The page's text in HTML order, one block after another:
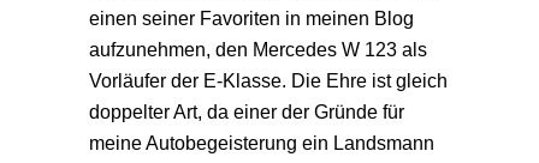
einen seiner Favoriten in meinen Blog
aufzunehmen, den Mercedes W 123 als
Vorläufer der E-Klasse. Die Ehre ist gleich
doppelter Art, da einer der Gründe für
meine Autobegeisterung ein Landsmann